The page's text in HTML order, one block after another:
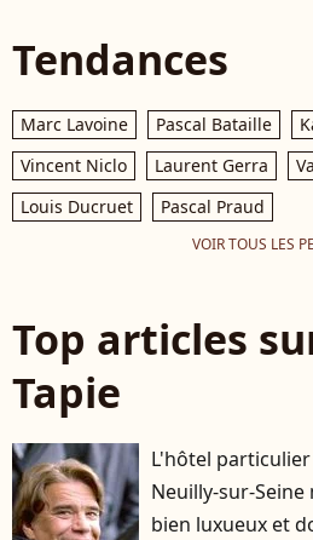
Tendances
Marc Lavoine Pascal Bataille
Vincent Niclo
Laurent Gerra
Louis Ducruet
Pascal Praud
VOIR TOUS LES
Top articles
Tapie
L'hôtel
Neuilly-sur-Seine
bien luxueux et